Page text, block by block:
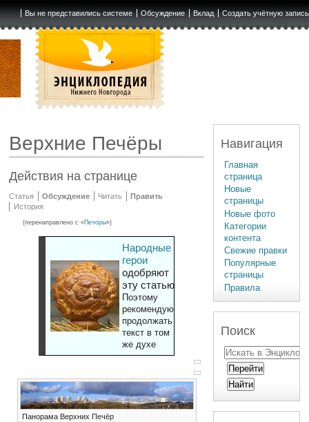
Вы не представились системе Обсуждение Вклад Создать учётную запись
Верхние Печёры
Действия на странице
Статья Обсуждение Читать
Править
История
(перенаправлено с «Печоры»)
Народные
герои
одобряют
эту статью
Поэтому
рекомендуют
продолжать
текст в том
же духе
Панорама Верхних Печёр
Навигация
Главная
страница
Новые
страницы
Новые фото
Категории
контента
Свежие правки
Популярные
страницы
Правила
Поиск